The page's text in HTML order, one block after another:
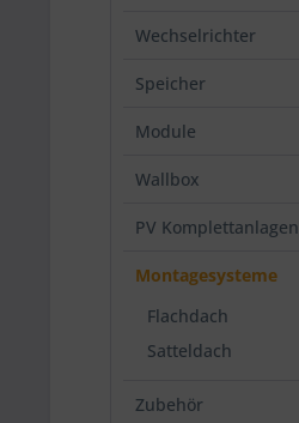
Wechselrichter
Speicher
Module
Wallbox
PV Komplettanlagen
Montagesysteme
Flachdach
Satteldach
Zubehör